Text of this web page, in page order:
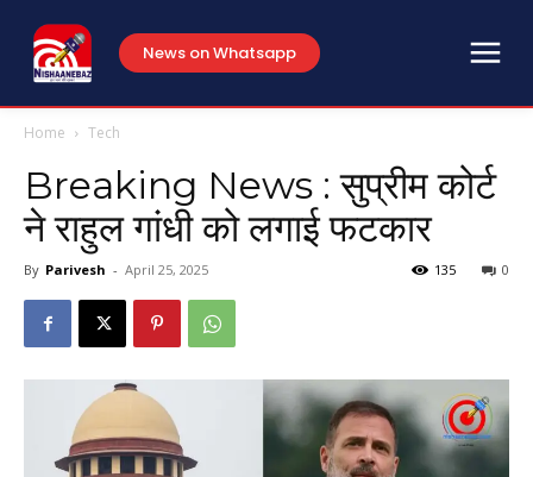
News on Whatsapp
Home Tech
Breaking News : सुप्रीम कोर्ट
ने राहुल गांधी को लगाई फटकार
By Parivesh - April 25, 2025 0
135